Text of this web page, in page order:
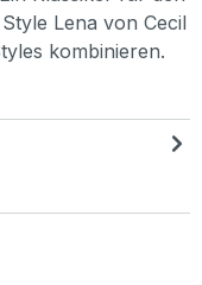
Lena von Cecil
kombinieren.